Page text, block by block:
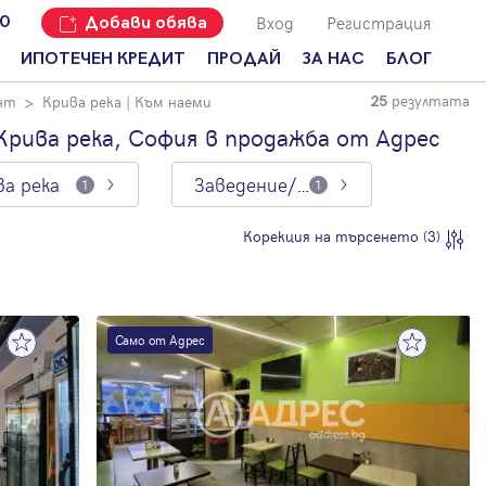
Добави обява Вход Регистрация
ИПОТЕЧЕН КРЕДИТ ПРОДАЙ
Добави
Защо да
продам
имот с
ЗА НАС
Наши офиси
Кариери
Кои сме ние?
Мениджмънт
Франчайз
Често
задавани
въпроси
БЛОГ
За продавачи
За купувачи
кредитиране
За
наематели
Анализ на
пазара
Новини
Крива река | Към наеми 25 резултата
река, София в продажба от Адрес
река 1 Заведение/Ресторант 1
Корекция на търсенето (3)
Само от Адрес